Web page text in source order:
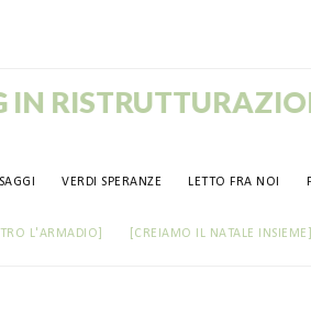
VERDI SPERANZE LETTO FRA NOI
L'ARMADIO] [CREIAMO IL NATALE INSIEME]